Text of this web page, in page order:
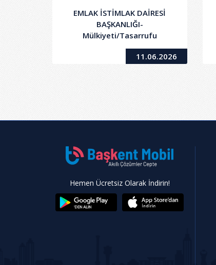
EMLAK İSTİMLAK DAİRESİ
BAŞKANLIĞI-
Mülkiyeti/Tasarrufu
Belediyemize Ait 12 Adet
Taşınmazın Kiralanması İşi
11.06.2026
Hemen Ücretsiz Olarak İndirin!